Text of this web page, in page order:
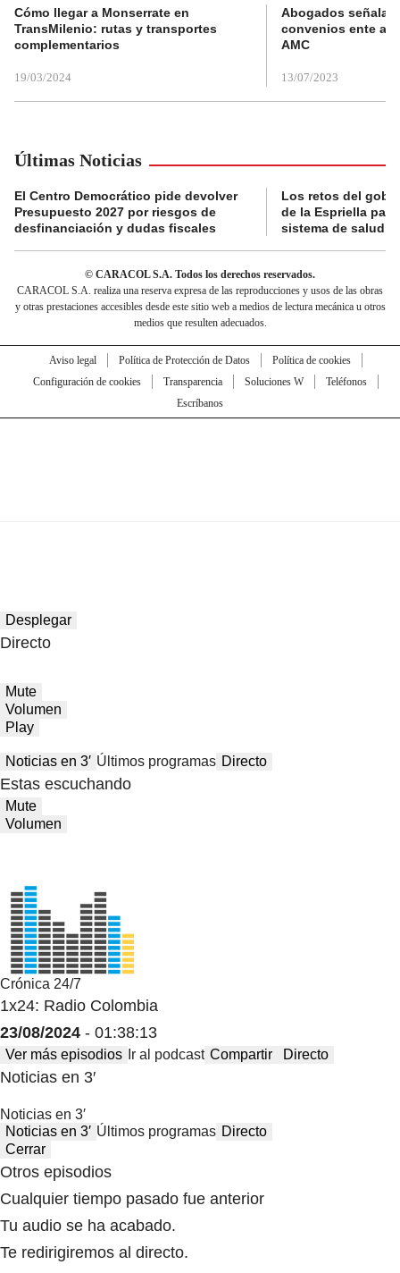
Cómo llegar a Monserrate en
TransMilenio: rutas y transportes
complementarios
19/03/2024
Abogados
convenios ente
AMC
13/07/2023
Últimas Noticias
El Centro Democrático pide devolver
Presupuesto 2027 por riesgos de
desfinanciación y dudas fiscales
Los retos del
de la Espriella
sistema de salud
© CARACOL S.A. Todos los derechos reservados.
CARACOL S.A. realiza una reserva expresa de las reproducciones y usos de las obras
y otras prestaciones accesibles desde este sitio web a medios de lectura mecánica u otros
medios que resulten adecuados.
Aviso legal Política de Protección de Datos
Política de cookies
Configuración de cookies
Transparencia Soluciones W
Teléfonos
Escríbanos
Desplegar
Directo
Mute
Volumen
Play
Noticias en 3′ Últimos programas Directo
Estas escuchando
Mute
Volumen
Crónica 24/7
1x24: Radio Colombia
23/08/2024 - 01:38:13
Ver más episodios Ir al podcast Compartir Directo
Noticias en 3′
Noticias en 3′
Noticias en 3′ Últimos programas Directo
Cerrar
Otros episodios
Cualquier tiempo pasado fue anterior
Tu audio se ha acabado.
Te redirigiremos al directo.